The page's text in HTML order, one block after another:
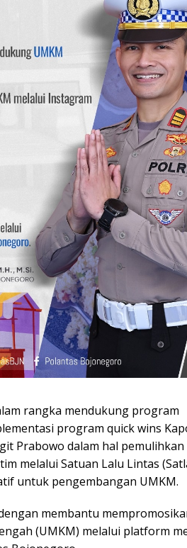
rangka mendukung program
program quick wins
Prabowo dalam hal
melalui Satuan Lalu Lintas
untuk pengembangan UMKM.
membantu
(UMKM) melalui platform